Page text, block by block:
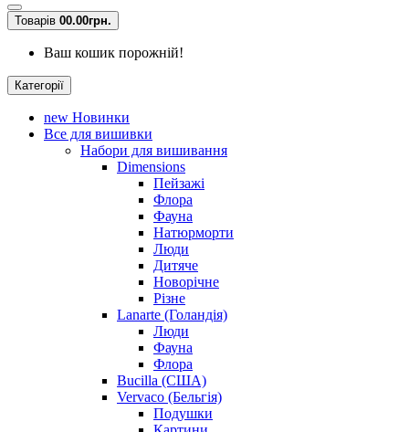
Товарів 00.00грн.
Ваш кошик порожній!
Категорії
new Новинки
Все для вишивки
Набори для вишивання
Dimensions
Пейзажі
Флора
Фауна
Натюрморти
Люди
Дитяче
Новорічне
Різне
Lanarte (Голандія)
Люди
Фауна
Флора
Bucilla (США)
Vervaco (Бельгія)
Подушки